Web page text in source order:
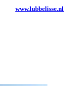
www.lubbelisse.nl